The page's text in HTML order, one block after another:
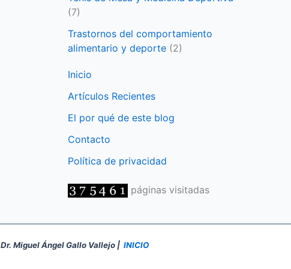
(7)
Trastornos del comportamiento
alimentario y deporte (2)
Inicio
Artículos Recientes
El por qué de este blog
Contacto
Política de privacidad
páginas visitadas
Dr. Miguel Ángel Gallo Vallejo | INICIO